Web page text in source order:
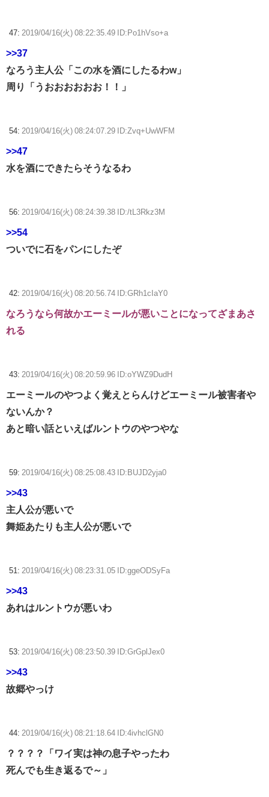
47: 2019/04/16(火) 08:22:35.49 ID:Po1hVso+a
>>37
なろう主人公「この水を酒にしたるわw」
周り「うおおおおおお！！」
54: 2019/04/16(火) 08:24:07.29 ID:Zvq+UwWFM
>>47
水を酒にできたらそうなるわ
56: 2019/04/16(火) 08:24:39.38 ID:/tL3Rkz3M
>>54
ついでに石をパンにしたぞ
42: 2019/04/16(火) 08:20:56.74 ID:GRh1cIaY0
なろうなら何故かエーミールが悪いことになってざまあさ
れる
43: 2019/04/16(火) 08:20:59.96 ID:oYWZ9DudH
エーミールのやつよく覚えとらんけどエーミール被害者や
ないんか？
あと暗い話といえばルントウのやつやな
59: 2019/04/16(火) 08:25:08.43 ID:BUJD2yja0
>>43
主人公が悪いで
舞姫あたりも主人公が悪いで
51: 2019/04/16(火) 08:23:31.05 ID:ggeODSyFa
>>43
あれはルントウが悪いわ
53: 2019/04/16(火) 08:23:50.39 ID:GrGplJex0
>>43
故郷やっけ
44: 2019/04/16(火) 08:21:18.64 ID:4ivhclGN0
？？？？「ワイ実は神の息子やったわ
死んでも生き返るで～」